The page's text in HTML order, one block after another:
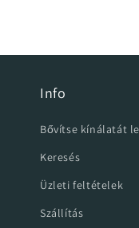
Info
Bővítse kínálatát
Keresés
Üzleti feltételek
Szállítás